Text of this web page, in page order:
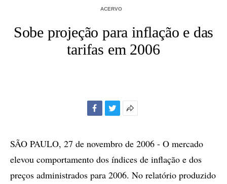
ACERVO
Sobe projeção para inflação e das
tarifas em 2006
compartilhamento
SÃO PAULO, 27 de novembro de 2006 - O mercado
elevou comportamento dos índices de inflação e dos
preços administrados para 2006. No relatório produzido